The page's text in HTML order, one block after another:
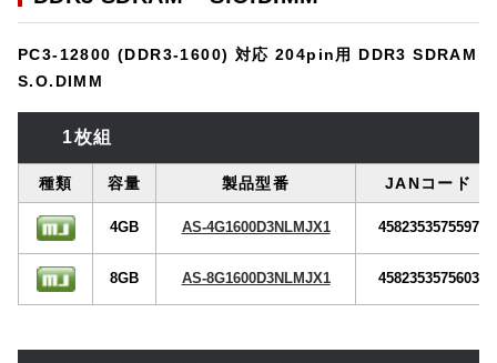
PC3-12800 (DDR3-1600) 対応 204pin用 DDR3 SDRAM
S.O.DIMM
1枚組
種類 容量 製品型番 JANコード
4GB AS-4G1600D3NLMJX1 4582353575597
8GB AS-8G1600D3NLMJX1 4582353575603